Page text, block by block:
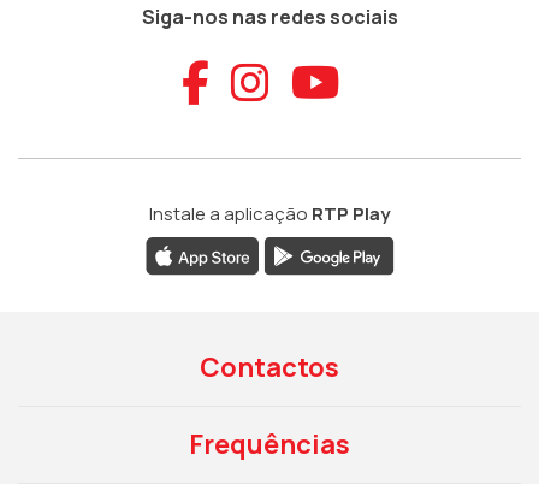
Siga-nos nas redes sociais
Aceder ao
Aceder ao
Aceder
Instale a aplicação RTP Play
Contactos
Frequências